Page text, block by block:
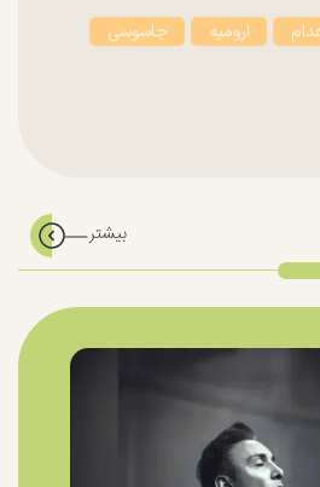
ارومیه جاسوسی